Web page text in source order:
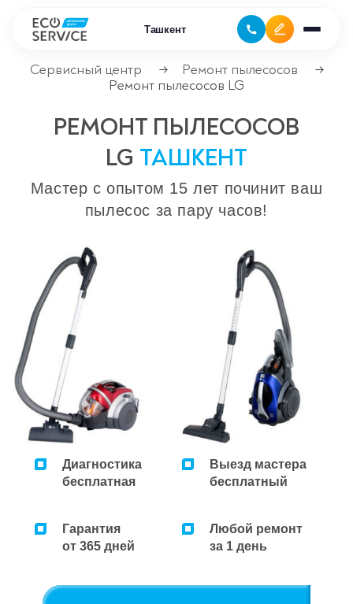
Ташкент
Ремонт компьютерной техники
Ремонт крупно бытовой техники
Ремонт офисной техники
Ремонт цифровой техники
Сервисные центры
Ремонт кофемашин
Ремонт микроволновок
Ремонт парогенераторов
Ремонт пылесосов
Сервисный центр → Ремонт пылесосов
→
Ремонт пылесосов LG
РЕМОНТ ПЫЛЕСОСОВ
LG ТАШКЕНТ
Мастер с опытом 15 лет починит ваш
пылесос за пару часов!
Диагностика
бесплатная
Выезд мастера
бесплатный
Гарантия
от 365 дней
Любой ремонт
за 1 день